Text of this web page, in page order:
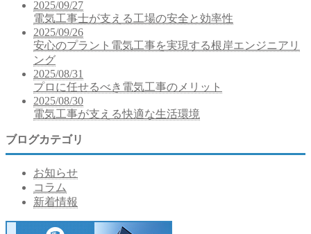
2025/09/27
電気工事士が支える工場の安全と効率性
2025/09/26
安心のプラント電気工事を実現する根岸エンジニアリ
ング
2025/08/31
プロに任せるべき電気工事のメリット
2025/08/30
電気工事が支える快適な生活環境
ブログカテゴリ
お知らせ
コラム
新着情報